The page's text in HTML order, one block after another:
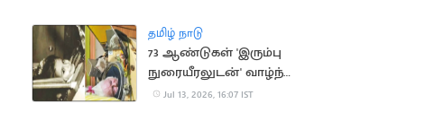
தமிழ் நாடு
73 ஆண்டுகள் 'இரும்பு
நுரையீரலுடன்' வாழ்ந்த
அமெரிக்க பெண்
Jul 13, 2026, 16:07 IST